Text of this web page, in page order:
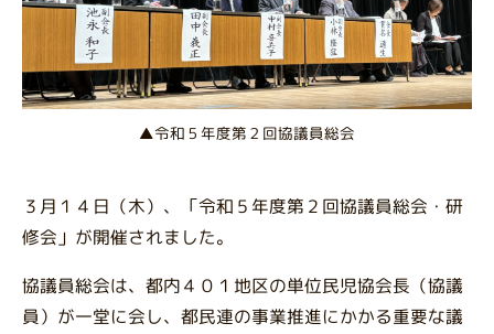
▲令和５年度第２回協議員総会
３月１４日（木）、「令和５年度第２回協議員総会・研
修会」が開催されました。
協議員総会は、都内４０１地区の単位民児協会長（協議
員）が一堂に会し、都民連の事業推進にかかる重要な議